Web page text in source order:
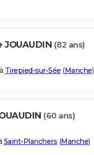
(82 ans)
Tirepied-sur-Sée (Manche)
(60 ans)
Saint-Planchers (Manche)